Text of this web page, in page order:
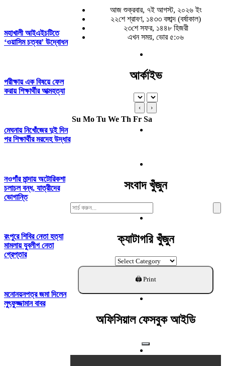
মহাখালী আইএইচটিতে
‘ওয়াসিম চত্বর’ উদ্বোধন
পরীক্ষায় এক বিষয়ে ফেল
করায় শিক্ষার্থীর আত্মহত্যা
মেঘনায় নিখোঁজের দুই দিন
পর শিক্ষার্থীর মরদেহ উদ্ধার
নওগাঁর মান্দায় অটোরিকশা
চলাচল বন্ধ, যাত্রীদের
ভোগান্তি
রংপুরে শিবির নেতা হত্যা
মামলায় যুবলীগ নেতা
গ্রেপ্তার
মনোনয়নপত্র জমা দিলেন
লুৎফুজ্জামান বাবর
আজ শুক্রবার, ৭ই আগস্ট, ২০২৬ ইং
২২শে শ্রাবণ, ১৪৩৩ বঙ্গাব্দ (বর্ষাকাল)
২৩শে সফর, ১৪৪৮ হিজরী
এখন সময়, ভোর ৫:০৬
আর্কাইভ
‹ ›
Su Mo Tu We Th Fr Sa
সংবাদ খুঁজুন
Search
For:
ক্যাটাগরি খুঁজুন
ক্যাটাগরি
খুঁজুন
অফিসিয়াল ফেসবুক আইডি